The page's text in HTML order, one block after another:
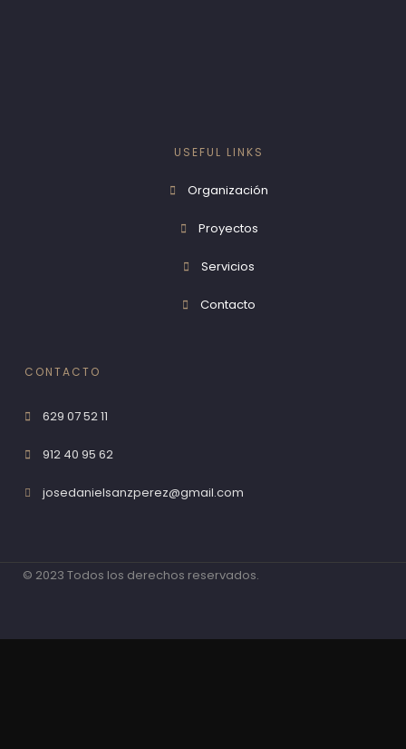
USEFUL LINKS
Organización
Proyectos
Servicios
Contacto
CONTACTO
629 07 52 11
912 40 95 62
josedanielsanzperez@gmail.com
© 2023 Todos los derechos reservados.